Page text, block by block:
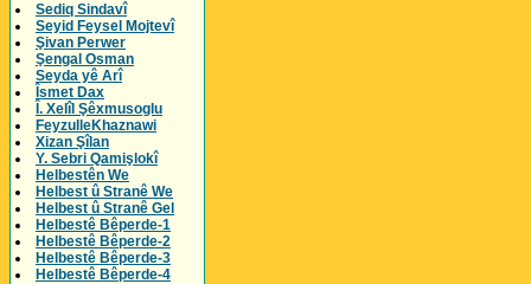
Sediq Sindavî
Seyid Feysel Mojtevî
Şivan Perwer
Şengal Osman
Seyda yê Arî
Îsmet Dax
Î. Xelîl Şêxmusoglu
FeyzulleKhaznawi
Xizan Şîlan
Y. Sebri Qamişlokî
Helbestên We
Helbest û Stranê We
Helbest û Stranê Gel
Helbestê Bêperde-1
Helbestê Bêperde-2
Helbestê Bêperde-3
Helbestê Bêperde-4